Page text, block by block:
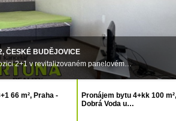
ČESKÉ BUDĚJOVICE
2+1 v revitalizovaném panelovém…
66 m², Praha -
Pronájem bytu 4+kk 100 m²,
Dobrá Voda u…